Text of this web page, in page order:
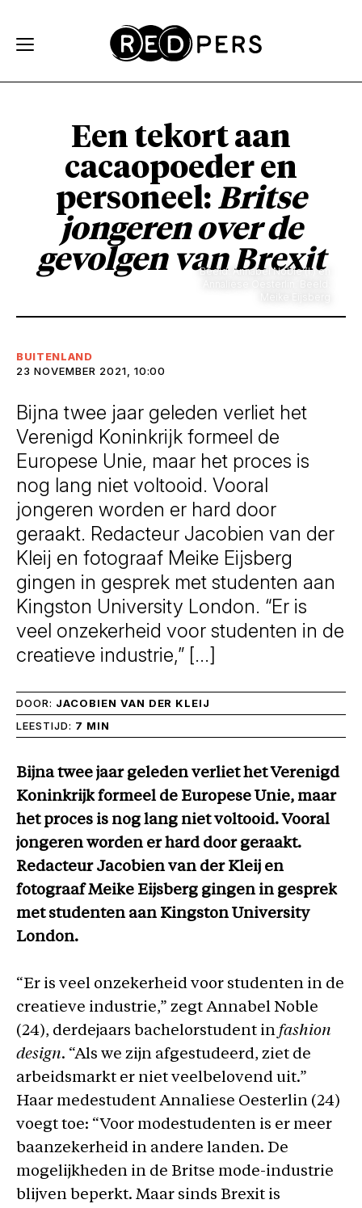
Een tekort aan
cacaopoeder en
personeel: Britse
jongeren over de
gevolgen van Brexit
Beeld: Annabel Noble (l.) en
BUITENLAND
23 NOVEMBER 2021, 10:00
Bijna twee jaar geleden verliet het
Verenigd Koninkrijk formeel de
Europese Unie, maar het proces is
nog lang niet voltooid. Vooral
jongeren worden er hard door
geraakt. Redacteur Jacobien van der
Kleij en fotograaf Meike Eijsberg
gingen in gesprek met studenten aan
Kingston University London. “Er is
veel onzekerheid voor studenten in de
creatieve industrie,” […]
DOOR: JACOBIEN VAN DER KLEIJ
LEESTIJD: 7 MIN
Bijna twee jaar geleden verliet het Verenigd
Koninkrijk formeel de Europese Unie, maar
het proces is nog lang niet voltooid. Vooral
jongeren worden er hard door geraakt.
Redacteur Jacobien van der Kleij en
fotograaf Meike Eijsberg gingen in gesprek
met studenten aan Kingston University
London.
“Er is veel onzekerheid voor studenten in de
creatieve industrie,” zegt Annabel Noble
(24), derdejaars bachelorstudent in fashion
design. “Als we zijn afgestudeerd, ziet de
arbeidsmarkt er niet veelbelovend uit.”
Haar medestudent Annaliese Oesterlin (24)
voegt toe: “Voor modestudenten is er meer
baanzekerheid in andere landen. De
mogelijkheden in de Britse mode-industrie
blijven beperkt. Maar sinds Brexit is